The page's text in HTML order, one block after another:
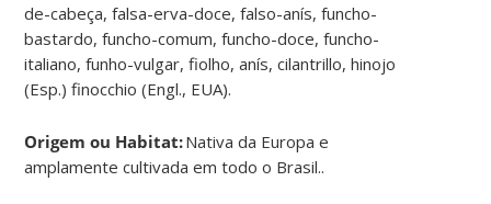
de-cabeça, falsa-erva-doce, falso-anís, funcho-
bastardo, funcho-comum, funcho-doce, funcho-
italiano, funho-vulgar, fiolho, anís, cilantrillo, hinojo
(Esp.) finocchio (Engl., EUA).
Origem ou Habitat:Nativa da Europa e
amplamente cultivada em todo o Brasil..